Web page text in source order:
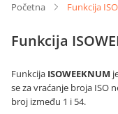
Početna Funkcija
Funkcija
Funkcija ISOWEEKNUM
se za vraćanje broja ISO
broj između 1 i 54.